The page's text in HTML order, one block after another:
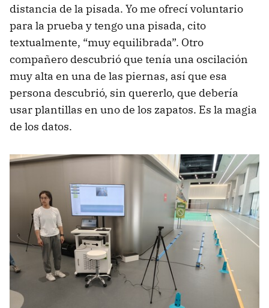
distancia de la pisada. Yo me ofrecí voluntario
para la prueba y tengo una pisada, cito
textualmente, “muy equilibrada”. Otro
compañero descubrió que tenía una oscilación
muy alta en una de las piernas, así que esa
persona descubrió, sin quererlo, que debería
usar plantillas en uno de los zapatos. Es la magia
de los datos.